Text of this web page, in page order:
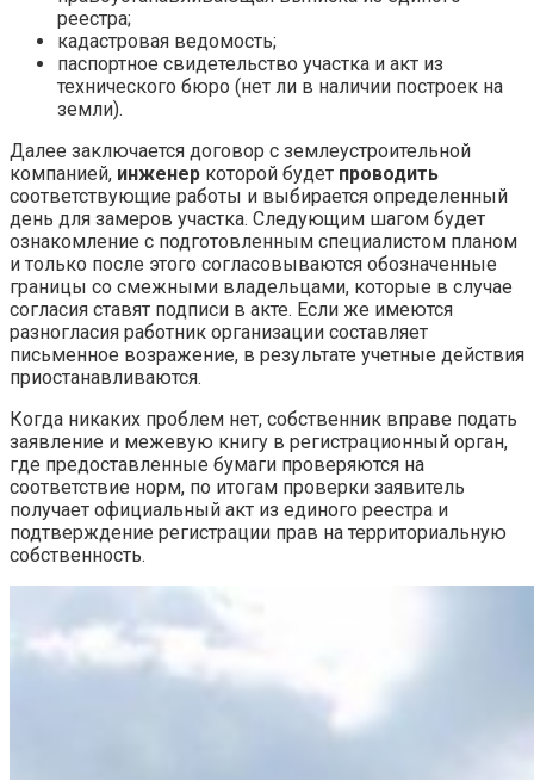
реестра;
кадастровая ведомость;
паспортное свидетельство участка и акт из
технического бюро (нет ли в наличии построек на
земли).
Далее заключается договор с землеустроительной
компанией, инженер которой будет проводить
соответствующие работы и выбирается определенный
день для замеров участка. Следующим шагом будет
ознакомление с подготовленным специалистом планом
и только после этого согласовываются обозначенные
границы со смежными владельцами, которые в случае
согласия ставят подписи в акте. Если же имеются
разногласия работник организации составляет
письменное возражение, в результате учетные действия
приостанавливаются.
Когда никаких проблем нет, собственник вправе подать
заявление и межевую книгу в регистрационный орган,
где предоставленные бумаги проверяются на
соответствие норм, по итогам проверки заявитель
получает официальный акт из единого реестра и
подтверждение регистрации прав на территориальную
собственность.